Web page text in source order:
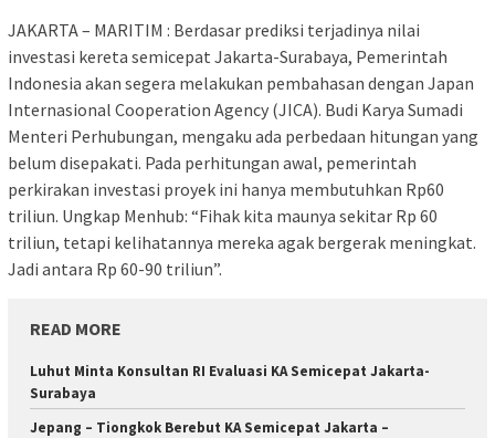
JAKARTA – MARITIM : Berdasar prediksi terjadinya nilai
investasi kereta semicepat Jakarta-Surabaya, Pemerintah
Indonesia akan segera melakukan pembahasan dengan Japan
Internasional Cooperation Agency (JICA). Budi Karya Sumadi
Menteri Perhubungan, mengaku ada perbedaan hitungan yang
belum disepakati. Pada perhitungan awal, pemerintah
perkirakan investasi proyek ini hanya membutuhkan Rp60
triliun. Ungkap Menhub: “Fihak kita maunya sekitar Rp 60
triliun, tetapi kelihatannya mereka agak bergerak meningkat.
Jadi antara Rp 60-90 triliun”.
READ MORE
Luhut Minta Konsultan RI Evaluasi KA Semicepat Jakarta-
Surabaya
Jepang – Tiongkok Berebut KA Semicepat Jakarta –